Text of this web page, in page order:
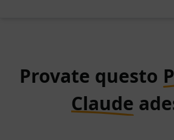
Provate questo
Claude